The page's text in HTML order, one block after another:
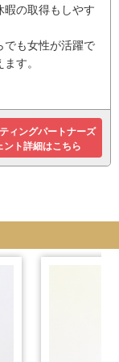
暇の取得もしやす
でも女性が活躍で
す。
ィングパートナーズ
ント詳細はこちら